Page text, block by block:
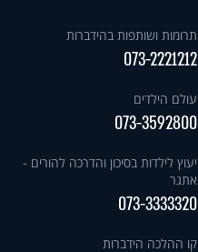
תרומות ושותפות בהידברות
073-2221212
עולם הילדים
073-3592800
יעוץ לילדות בסיכון והדרכה להורים -
אתגר
073-3333320
קו ההלכה הידברות